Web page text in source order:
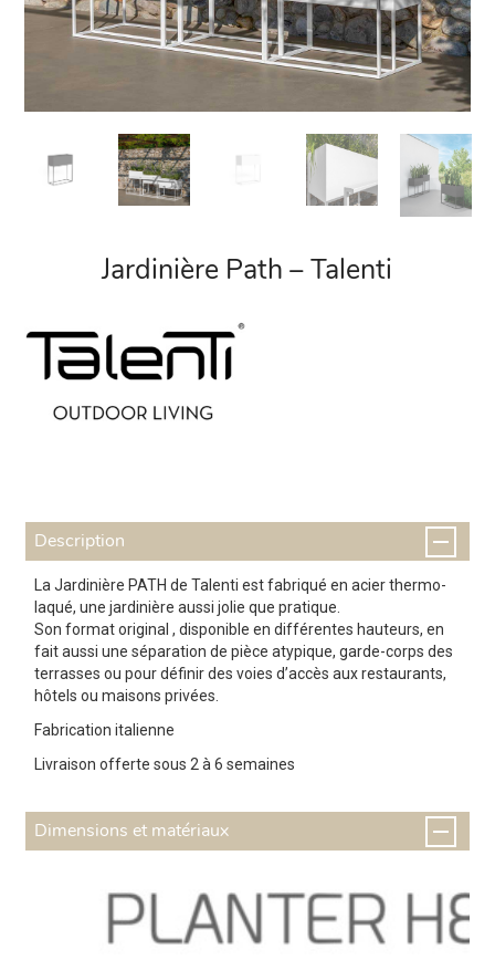
Jardinière Path – Talenti
Description
La Jardinière PATH de Talenti est fabriqué en acier thermo-
laqué, une jardinière aussi jolie que pratique.
Son format original , disponible en différentes hauteurs, en
fait aussi une séparation de pièce atypique, garde-corps des
terrasses ou pour définir des voies d’accès aux restaurants,
hôtels ou maisons privées.
Fabrication italienne
Livraison offerte sous 2 à 6 semaines
Dimensions et matériaux